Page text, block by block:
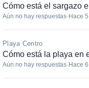
Cómo está el sargazo
Aún no hay respuestas· Hace
Playa Centro
Cómo está la playa en
Aún no hay respuestas· Hace